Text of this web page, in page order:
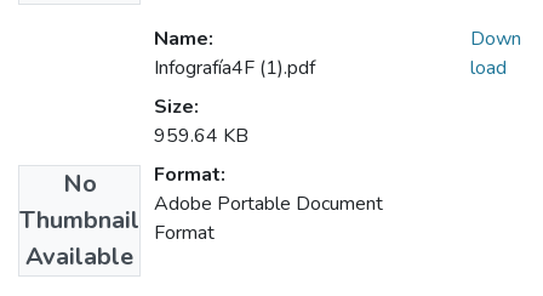
No
Thumbnail
Available
Name:
Infografía4F (1).pdf
Size:
959.64 KB
Format:
Adobe Portable Document
Format
Down
load